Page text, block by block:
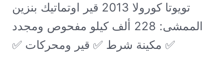
تويوتا كورولا 2013 قير اوتماتيك بنزين
الممشى: 228 ألف كيلو
مفحوص ومجدد
✅ مكينة شرط ✅ قير ومحركات ✅